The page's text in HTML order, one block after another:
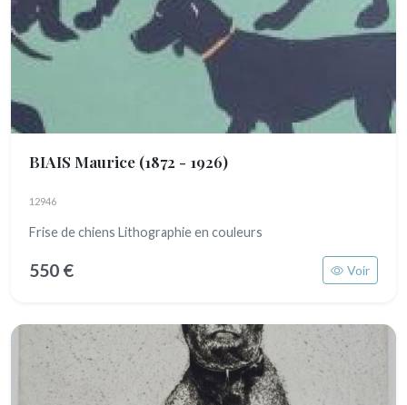
BIAIS Maurice (1872 - 1926)
12946
Frise de chiens Lithographie en couleurs
550 € Voir